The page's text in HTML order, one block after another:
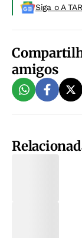
Siga o A
amigos